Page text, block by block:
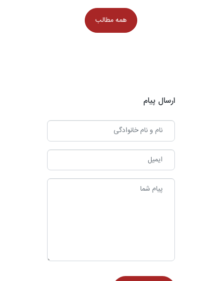
سافرانال (Safranal) کروستین (Crocetin) این مواد دارای خاصیت
سافرانال (Safranal) کروستین (Crocetin) این مواد دارای خاصیت
آنتی‌اکسیدانی قوی هستند و در سطح سلولی اثر می‌گذارند. ???? اثرات
ضدالتهابی (Anti-inflammatory) زعفران از چند مسیر به کاهش التهاب
همه مطالب
ارسال پیام